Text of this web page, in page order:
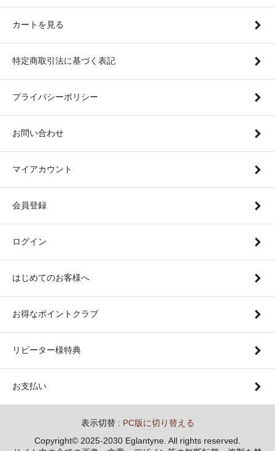
カートを見る
特定商取引法に基づく表記
プライバシーポリシー
お問い合わせ
マイアカウント
会員登録
ログイン
はじめてのお客様へ
お得なポイントクラブ
リピーター様特典
お支払い
表示切替 : PC版に切り替える
Copyright© 2025-2030 Eglantyne. All rights reserved.